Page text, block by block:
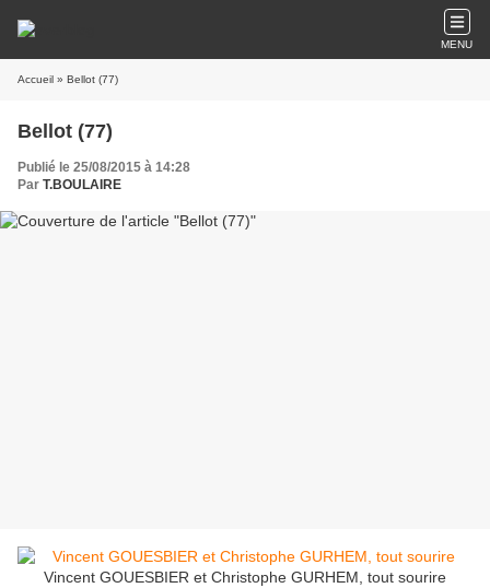
MENU
Accueil » Bellot (77)
Bellot (77)
Publié le 25/08/2015 à 14:28
Par T.BOULAIRE
Vincent GOUESBIER et Christophe GURHEM, tout sourire